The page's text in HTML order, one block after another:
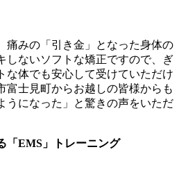
痛みの「引き金」となった身体の
しないソフトな矯正ですので、ぎ
な体でも安心して受けていただけ
富士見町からお越しの皆様からも
うになった」と驚きの声をいただ
「EMS」トレーニング